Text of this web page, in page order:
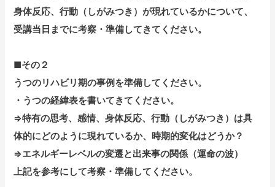
身体反応、行動（しがみつき）が現れているかについて、
受講当日までに考察・準備してきてください。
■その２
うつのリハビリ期の事例を準備してください。
・うつの経緯表を書いてきてください。
⇒特有の思考、感情、身体反応、行動（しがみつき）は具
体的にどのように現れているか、時期的変化はどうか？
⇒エネルギーレベルの変遷と出来事の関係（運命の波）
上記を参考にして考察・準備してください。